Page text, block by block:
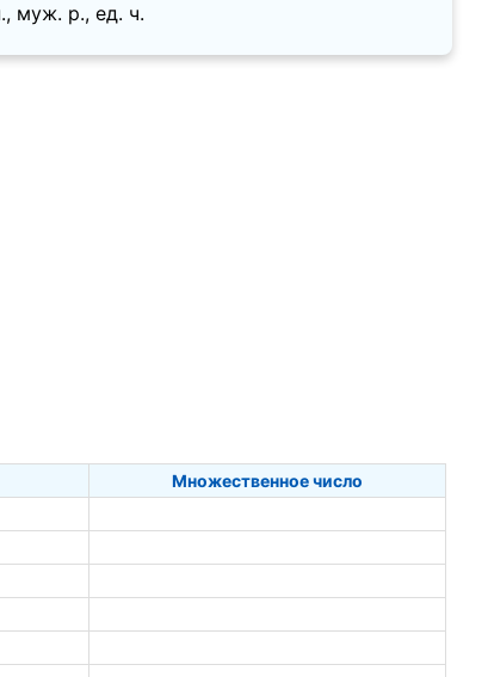
муж. p., ед. ч.
Множественное число